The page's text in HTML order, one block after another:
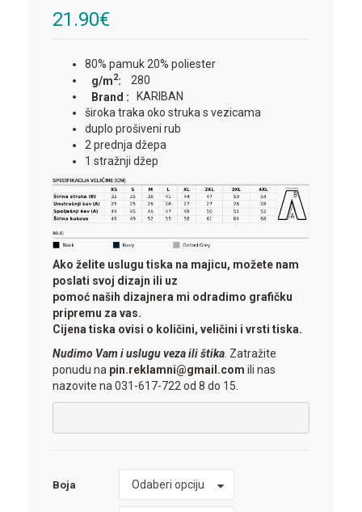
21.90€
80% pamuk 20% poliester
g/m2:
280
Brand :
KARIBAN
široka traka oko struka s vezicama
duplo prošiveni rub
2 prednja džepa
1 stražnji džep
Ako želite uslugu tiska na majicu, možete nam
poslati svoj dizajn ili uz
pomoć naših dizajnera mi odradimo grafičku
pripremu za vas.
Cijena tiska ovisi o količini, veličini i vrsti tiska.
Nudimo Vam i uslugu veza ili štika. Zatražite
ponudu na pin.reklamni@gmail.com ili nas
nazovite na 031-617-722 od 8 do 15.
Boja Odaberi opciju
Boja